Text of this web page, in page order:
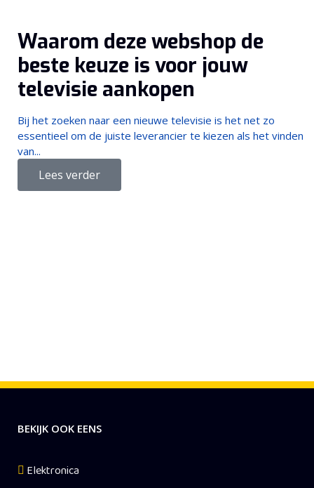
Waarom deze webshop de
beste keuze is voor jouw
televisie aankopen
Bij het zoeken naar een nieuwe televisie is het net zo
essentieel om de juiste leverancier te kiezen als het vinden
van...
Lees verder
BEKIJK OOK EENS
Elektronica